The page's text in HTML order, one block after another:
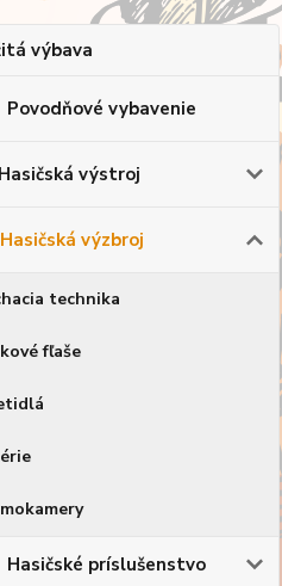
výbava
Povodňové vybavenie
Hasičská výstroj
Hasičská výzbroj
technika
fľaše
Hasičské príslušenstvo